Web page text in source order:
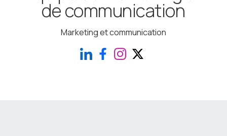
de communication
Marketing et communication